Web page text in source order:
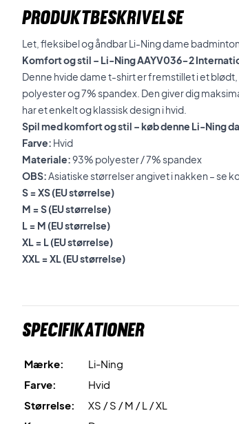
PRODUKTBESKRIVELSE
Let, fleksibel og åndbar Li-Ning dame
Komfort og stil – Li-Ning AAYV036-2
Denne hvide dame t-shirt er fremstillet i et
polyester og 7% spandex. Den giver dig
har et enkelt og klassisk design i hvid.
Spil med komfort og stil – køb denne Li-Ning
Farve: Hvid
Materiale:93% polyester / 7% spandex
OBS:Asiatiske størrelser angivet i nakken – se
S = XS (EU størrelse)
M = S (EU størrelse)
L = M (EU størrelse)
XL = L (EU størrelse)
XXL = XL (EU størrelse)
Specifikationer
Mærke:
Li-Ning
Farve:
Hvid
Størrelse:
XS / S / M / L / XL